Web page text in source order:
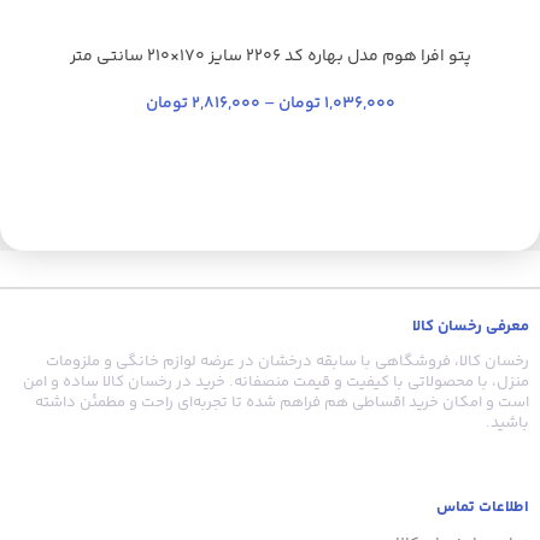
آبی روشن آبی فیروزه ای سبز یشمی سدری+21
پتو افرا هوم مدل بهاره کد 2206 سایز 170×210 سانتی‌ متر
1,036,000 تومان –
2,816,000 تومان
معرفی رخسان کالا
رخسان کالا، فروشگاهی با سابقه درخشان در عرضه لوازم خانگی و ملزومات
منزل، با محصولاتی با کیفیت و قیمت منصفانه. خرید در رخسان کالا ساده و امن
است و امکان خرید اقساطی هم فراهم شده تا تجربه‌ای راحت و مطمئن داشته
باشید.
اطلاعات تماس